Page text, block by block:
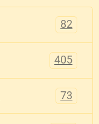
82
405
73